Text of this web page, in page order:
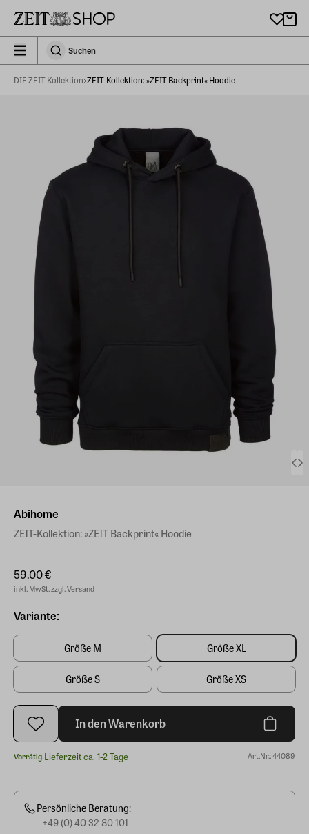
zeit_storefront.components.search.collapsed
SuchenSuchen
DIE ZEIT Kollektion ZEIT-Kollektion: »ZEIT Backprint« Hoodie
Abihome
ZEIT-Kollektion: »ZEIT Backprint« Hoodie
59,00 €
inkl. MwSt. zzgl. Versand
Variante:
Größe M Größe XL
Größe S Größe XS
In den Warenkorb
Vorrätig.Lieferzeit ca. 1-2 Tage Art.Nr.: 44089
Persönliche Beratung:
+49 (0) 40 32 80 101